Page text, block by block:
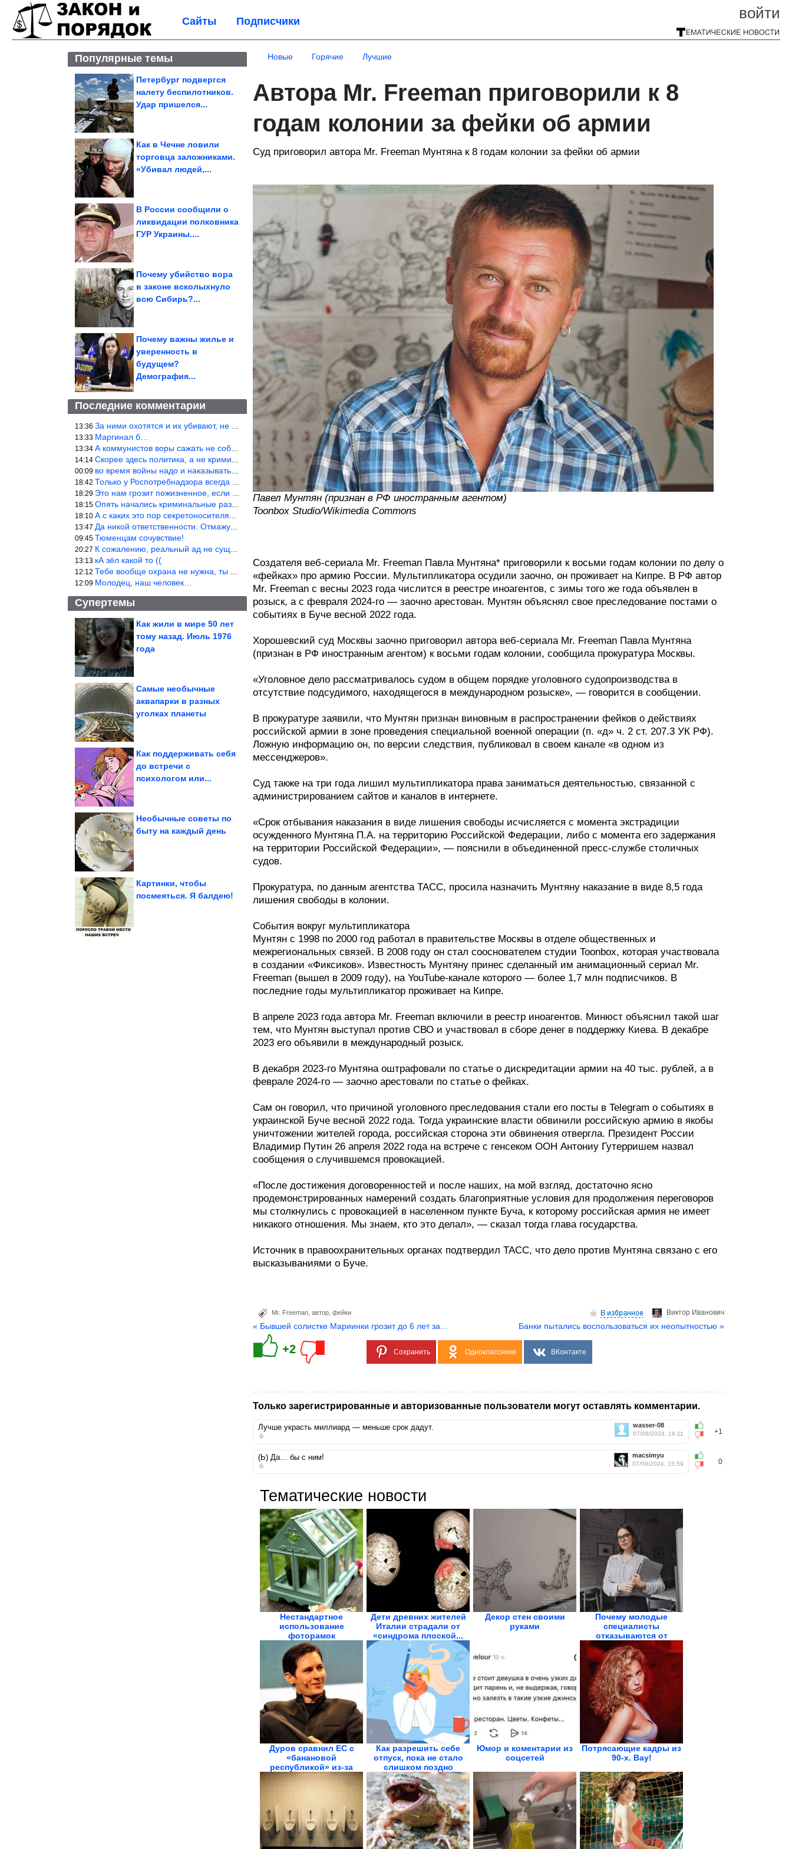
войти
Сайты Подписчики
Популярные темы
Петербург подвергся
налету беспилотников.
Удар пришелся...
Как в Чечне ловили
торговца заложниками.
«Убивал людей,...
В России сообщили о
ликвидации полковника
ГУР Украины....
Почему убийство вора
в законе всколыхнуло
всю Сибирь?...
Почему важны жилье и
уверенность в
будущем?
Демография...
Последние комментарии
13:36 За ними охотятся и их убивают, не ужели не понял?
13:33 Маргинал б…
13:34 А коммунистов воры сажать не собираются ???
14:14 Скорее здесь политика, а не криминал. Хотя эти два понятия начин
00:09 во время войны надо и наказывать по законам военного времени, а
18:42 Только у Роспотребнадзора всегда и все в порядке! Когда касается
18:29 Это нам грозит пожизненное, если только грозно посмотреть в их с
18:15 Опять начались криминальные разборки аля 90е!
18:10 А с каких это пор секретоносителям положена охрана? Это его зада
13:47 Да никой ответственности. Отмажутся.
09:45 Тюменцам сочувствие!
20:27 К сожалению, реальный ад не существует.
13:13 кА зёл какой то ((
12:12 Тебе вообще охрана не нужна, ты никакой ценности не представляеш
12:09 Молодец, наш человек…
Супертемы
Подборка душевных
СССР
Как жили в мире 50 лет
тому назад. Июль 1976
года
Самые необычные
аквапарки в разных
уголках планеты
Как поддерживать себя
до встречи с
психологом или...
Необычные советы по
быту на каждый день
Картинки, чтобы
посмеяться. Я балдею!
Новые Горячие Лучшие
Автора Mr. Freeman приговорили к 8
годам колонии за фейки об армии
Суд приговорил автора Mr. Freeman Мунтяна к 8 годам колонии за фейки об армии
Павел Мунтян (признан в РФ иностранным агентом)
Toonbox Studio/Wikimedia Commons
Создателя веб-сериала Mr. Freeman Павла Мунтяна* приговорили к восьми годам колонии по делу о
«фейках» про армию России. Мультипликатора осудили заочно, он проживает на Кипре. В РФ автор
Mr. Freeman с весны 2023 года числится в реестре иноагентов, с зимы того же года объявлен в
розыск, а с февраля 2024-го — заочно арестован. Мунтян объяснял свое преследование постами о
событиях в Буче весной 2022 года.
Хорошевский суд Москвы заочно приговорил автора веб-сериала Mr. Freeman Павла Мунтяна
(признан в РФ иностранным агентом) к восьми годам колонии, сообщила прокуратура Москвы.
«Уголовное дело рассматривалось судом в общем порядке уголовного судопроизводства в
отсутствие подсудимого, находящегося в международном розыске», — говорится в сообщении.
В прокуратуре заявили, что Мунтян признан виновным в распространении фейков о действиях
российской армии в зоне проведения специальной военной операции (п. «д» ч. 2 ст. 207.3 УК РФ).
Ложную информацию он, по версии следствия, публиковал в своем канале «в одном из
мессенджеров».
Суд также на три года лишил мультипликатора права заниматься деятельностью, связанной с
администрированием сайтов и каналов в интернете.
«Срок отбывания наказания в виде лишения свободы исчисляется с момента экстрадиции
осужденного Мунтяна П.А. на территорию Российской Федерации, либо с момента его задержания
на территории Российской Федерации», — пояснили в объединенной пресс-службе столичных
судов.
Прокуратура, по данным агентства ТАСС, просила назначить Мунтяну наказание в виде 8,5 года
лишения свободы в колонии.
События вокруг мультипликатора
Мунтян с 1998 по 2000 год работал в правительстве Москвы в отделе общественных и
межрегиональных связей. В 2008 году он стал сооснователем студии Toonbox, которая участвовала
в создании «Фиксиков». Известность Мунтяну принес сделанный им анимационный сериал Mr.
Freeman (вышел в 2009 году), на YouTube-канале которого — более 1,7 млн подписчиков. В
последние годы мультипликатор проживает на Кипре.
В апреле 2023 года автора Mr. Freeman включили в реестр иноагентов. Минюст объяснил такой шаг
тем, что Мунтян выступал против СВО и участвовал в сборе денег в поддержку Киева. В декабре
2023 его объявили в международный розыск.
В декабря 2023-го Мунтяна оштрафовали по статье о дискредитации армии на 40 тыс. рублей, а в
феврале 2024-го — заочно арестовали по статье о фейках.
Сам он говорил, что причиной уголовного преследования стали его посты в Telegram о событиях в
украинской Буче весной 2022 года. Тогда украинские власти обвинили российскую армию в якобы
уничтожении жителей города, российская сторона эти обвинения отвергла. Президент России
Владимир Путин 26 апреля 2022 года на встрече с генсеком ООН Антониу Гутерришем назвал
сообщения о случившемся провокацией.
«После достижения договоренностей и после наших, на мой взгляд, достаточно ясно
продемонстрированных намерений создать благоприятные условия для продолжения переговоров
мы столкнулись с провокацией в населенном пункте Буча, к которому российская армия не имеет
никакого отношения. Мы знаем, кто это делал», — сказал тогда глава государства.
Источник в правоохранительных органах подтвердил ТАСС, что дело против Мунтяна связано с его
высказываниями о Буче.
Виктор Иванович
Mr. Freeman автор фейки
« Бывшей солистке Мариинки грозит до 6 лет за... Банки пытались воспользоваться их неопытностью »
+2 Сохранить Одноклассники ВКонтакте
Только зарегистрированные и авторизованные пользователи могут оставлять комментарии.
+1
wasser-08
07/09/2024, 16:11
Лучше украсть миллиард — меньше срок дадут.
0
macsimyu
07/09/2024, 15:59
(Ь) Да… бы с ним!
Тематические новости
Нестандартное
использование
фоторамок
Дети древних жителей
Италии страдали от
«синдрома плоской...
Декор стен своими
руками
Почему молодые
специалисты
отказываются от
руководящих...
Дуров сравнил ЕС с
«банановой
республикой» из-за
закона о...
Как разрешить себе
отпуск, пока не стало
слишком поздно
Юмор и коментарии из
соцсетей
Потрясающие кадры из
90-х. Вау!